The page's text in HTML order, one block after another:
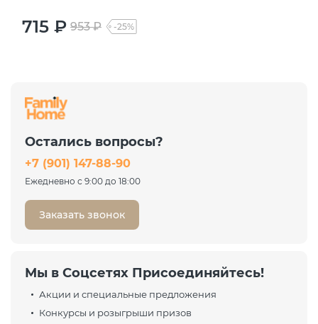
715 ₽ 953 ₽ -25%
Остались вопросы?
+7 (901) 147-88-90
Ежедневно с 9:00 до 18:00
Заказать звонок
Мы в Соцсетях Присоединяйтесь!
Акции и специальные предложения
Конкурсы и розыгрыши призов